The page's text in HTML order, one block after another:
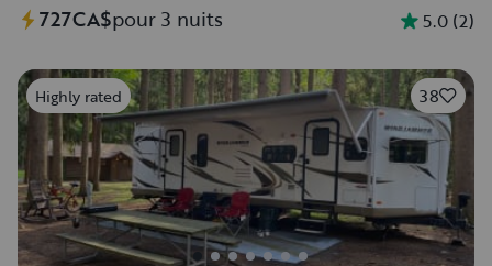
727CA$pour 3 nuits 5.0 (2)
Highly rated 38